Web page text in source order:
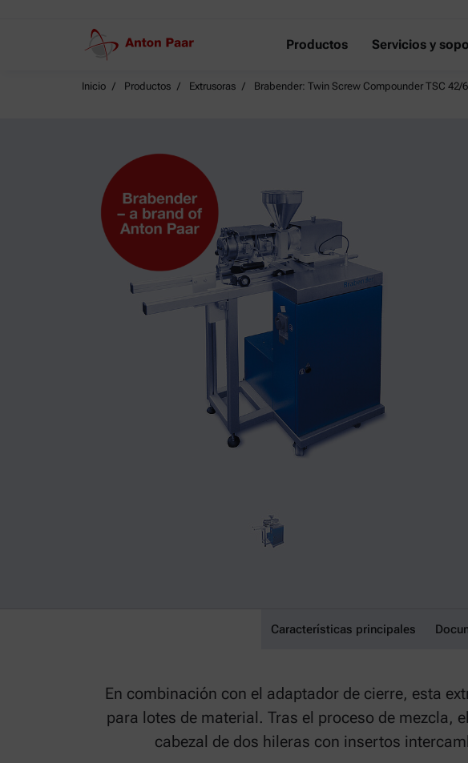
Productos Servicios y
Inicio Productos Extrusoras Brabender: Twin Screw Compounder TSC 42/6
Twin Screw Compounder TSC 42/6
Características principales
En combinación con el adaptador de cierre, esta
para lotes de material. Tras el proceso de mezcla,
cabezal de dos hileras con insertos